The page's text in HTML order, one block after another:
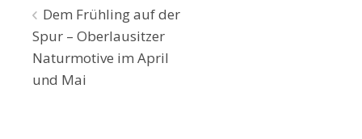
Beitragsnavigation
Dem Frühling auf der
Spur – Oberlausitzer
Naturmotive im April
und Mai